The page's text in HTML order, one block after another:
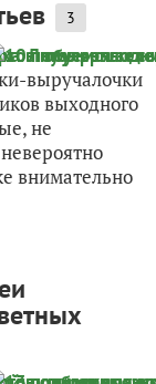
3
выручалочки
выходного
не
внимательно